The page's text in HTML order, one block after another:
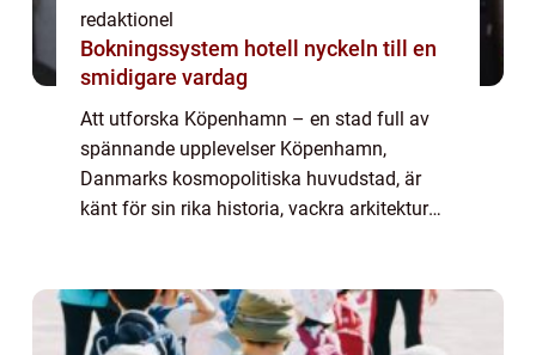
redaktionel
Bokningssystem hotell nyckeln till en
smidigare vardag
Att utforska Köpenhamn – en stad full av
spännande upplevelser Köpenhamn,
Danmarks kosmopolitiska huvudstad, är
känt för sin rika historia, vackra arkitektur